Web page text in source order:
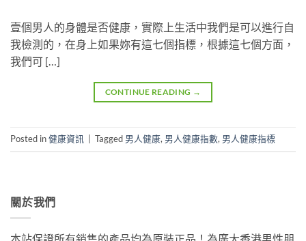
壹個男人的身體是否健康，實際上生活中我們是可以進行自
我檢測的，在身上如果妳有這七個指標，根據這七個方面，
我們可 […]
CONTINUE READING →
Posted in健康資訊 Tagged 男人健康, 男人健康指數, 男人健康指標
關於我們